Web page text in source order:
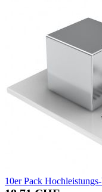
10er Pack